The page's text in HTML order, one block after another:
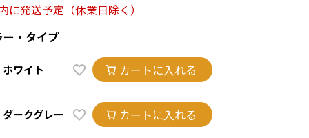
に発送予定 （休業日除く）
ー・タイプ
ホワイト カートに入れる
ダークグレー カートに入れる